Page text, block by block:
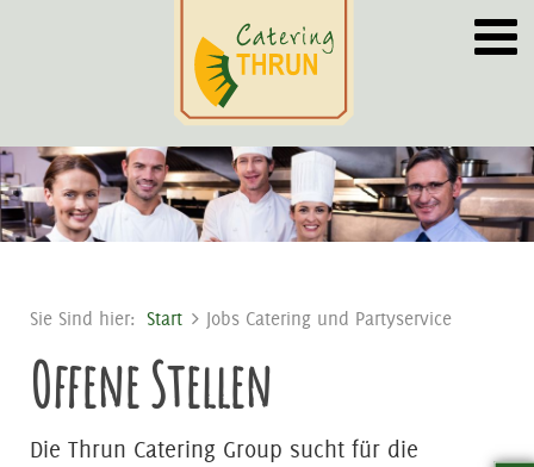
Sie Sind hier: Start Jobs Catering und Partyservice
Offene Stellen
Die Thrun Catering Group sucht für die